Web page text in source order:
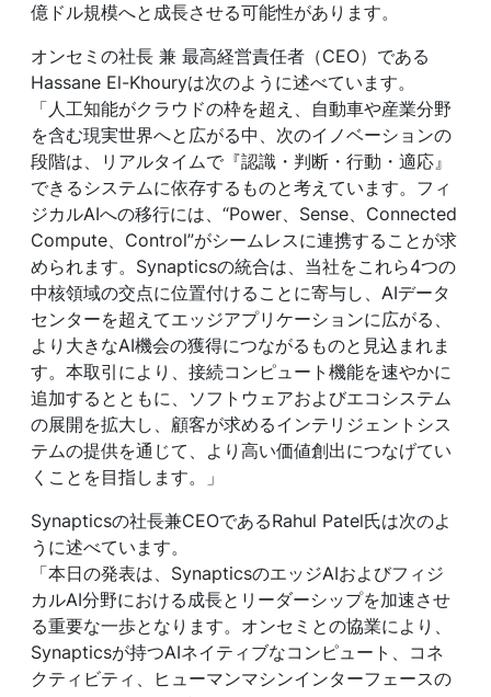
億ドル規模へと成長させる可能性があります。
オンセミの社長 兼 最高経営責任者（CEO）である
Hassane El-Khouryは次のように述べています。
「人工知能がクラウドの枠を超え、自動車や産業分野
を含む現実世界へと広がる中、次のイノベーションの
段階は、リアルタイムで『認識・判断・行動・適応』
できるシステムに依存するものと考えています。フィ
ジカルAIへの移行には、“Power、Sense、Connected
Compute、Control”がシームレスに連携することが求
められます。Synapticsの統合は、当社をこれら4つの
中核領域の交点に位置付けることに寄与し、AIデータ
センターを超えてエッジアプリケーションに広がる、
より大きなAI機会の獲得につながるものと見込まれま
す。本取引により、接続コンピュート機能を速やかに
追加するとともに、ソフトウェアおよびエコシステム
の展開を拡大し、顧客が求めるインテリジェントシス
テムの提供を通じて、より高い価値創出につなげてい
くことを目指します。」
Synapticsの社長兼CEOであるRahul Patel氏は次のよ
うに述べています。
「本日の発表は、SynapticsのエッジAIおよびフィジ
カルAI分野における成長とリーダーシップを加速させ
る重要な一歩となります。オンセミとの協業により、
Synapticsが持つAIネイティブなコンピュート、コネ
クティビティ、ヒューマンマシンインターフェースの